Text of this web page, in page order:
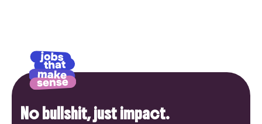
No bullshit, just impact.